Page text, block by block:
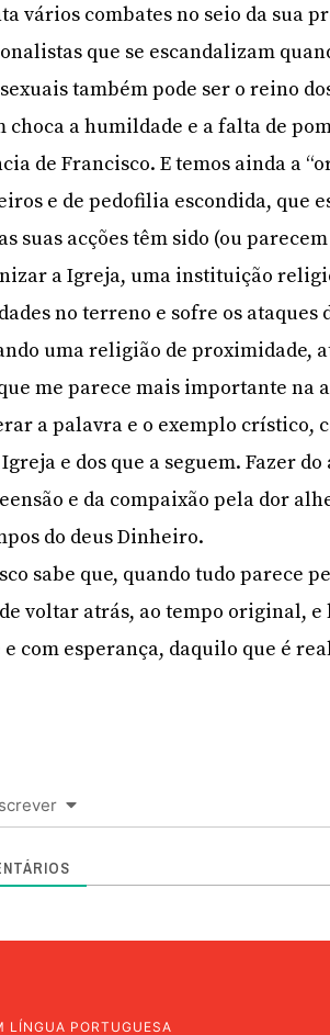
vários combates no seio da sua
que se escandalizam
também pode ser o reino
choca a humildade e a falta de
de Francisco. E temos ainda a
e de pedofilia escondida, que
suas acções têm sido (ou
a Igreja, uma instituição
no terreno e sofre os ataques
uma religião de proximidade,
me parece mais importante na
a palavra e o exemplo crístico,
e dos que a seguem. Fazer
e da compaixão pela dor
do deus Dinheiro.
sabe que, quando tudo parece
voltar atrás, ao tempo original,
e com esperança, daquilo que é
LÍNGUA PORTUGUESA